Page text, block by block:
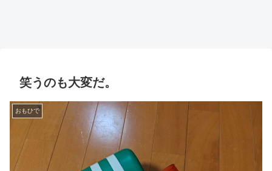
笑うのも大変だ。
おもひで